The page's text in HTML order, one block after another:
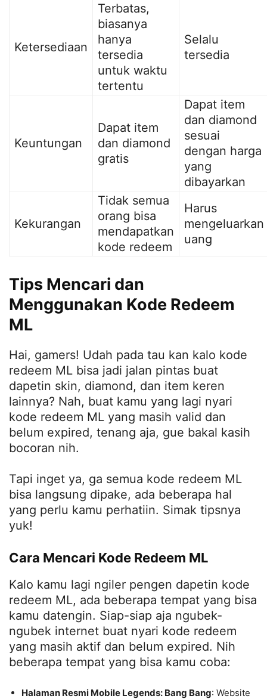
Ketersediaan
Terbatas,
biasanya
hanya
tersedia
untuk waktu
tertentu
Selalu
tersedia
Keuntungan
Dapat item
dan diamond
gratis
Dapat item
dan diamond
sesuai
dengan harga
yang
dibayarkan
Kekurangan
Tidak semua
orang bisa
mendapatkan
kode redeem
Harus
mengeluarkan
uang
Tips Mencari dan
Menggunakan Kode Redeem
ML
Hai, gamers! Udah pada tau kan kalo kode
redeem ML bisa jadi jalan pintas buat
dapetin skin, diamond, dan item keren
lainnya? Nah, buat kamu yang lagi nyari
kode redeem ML yang masih valid dan
belum expired, tenang aja, gue bakal kasih
bocoran nih.
Tapi inget ya, ga semua kode redeem ML
bisa langsung dipake, ada beberapa hal
yang perlu kamu perhatiin. Simak tipsnya
yuk!
Cara Mencari Kode Redeem ML
Kalo kamu lagi ngiler pengen dapetin kode
redeem ML, ada beberapa tempat yang bisa
kamu datengin. Siap-siap aja ngubek-
ngubek internet buat nyari kode redeem
yang masih aktif dan belum expired. Nih
beberapa tempat yang bisa kamu coba:
Halaman Resmi Mobile Legends: Bang Bang: Website